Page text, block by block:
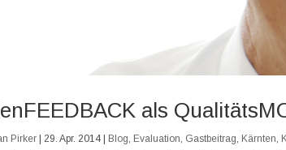
als
Pirker | 29. Apr. 2014 | Blog Evaluation Gastbeitrag Kärnten